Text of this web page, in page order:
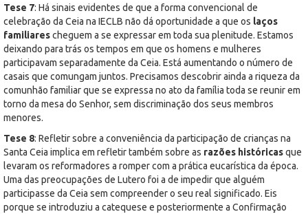
Tese 7: Há sinais evidentes de que a forma convencional de
celebração da Ceia na IECLB não dá oportunidade a que os laços
familiarescheguem a se expressar em toda sua plenitude. Estamos
deixando para trás os tempos em que os homens e mulheres
participavam separadamente da Ceia. Está aumentando o número de
casais que comungam juntos. Precisamos descobrir ainda a riqueza da
comunhão familiar que se expressa no ato da família toda se reunir em
torno da mesa do Senhor, sem discriminação dos seus membros
menores.
Tese 8: Refletir sobre a conveniência da participação de crianças na
Santa Ceia implica em refletir também sobre as razões históricasque
levaram os reformadores a romper com a prática eucarística da época.
Uma das preocupações de Lutero foi a de impedir que alguém
participasse da Ceia sem compreender o seu real significado. Eis
porque se introduziu a catequese e posteriormente a Confirmação